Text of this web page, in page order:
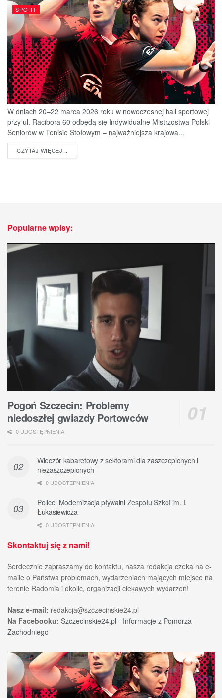
SPORT
W dniach 20–22 marca 2026 roku w nowoczesnej hali sportowej
przy ul. Racibora 60 odbędą się Indywidualne Mistrzostwa Polski
Seniorów w Tenisie Stołowym – najważniejsza krajowa...
CZYTAJ WIĘCEJ...
Popularne wpisy:
Pogoń Szczecin: Problemy
niedoszłej gwiazdy Portowców
0 UDOSTĘPNIENIA
Wieczór kabaretowy z sektorami dla zaszczepionych i
niezaszczepionych
0 UDOSTĘPNIENIA
Police: Modernizacja pływalni Zespołu Szkół im. I.
Łukasiewicza
0 UDOSTĘPNIENIA
Skontaktuj się z nami!
Serdecznie zapraszamy do kontaktu, nasza redakcja czeka na e-
maile o Państwa problemach, wydarzeniach mających miejsce na
terenie Radomia i okolic, organizacji ciekawych wydarzeń!
Nasz e-mail: redakcja@szczecinskie24.pl
Na Facebooku: Szczecinskie24.pl - Informacje z Pomorza
Zachodniego